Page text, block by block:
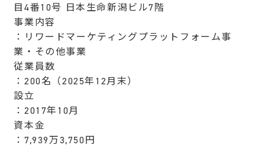
目4番10号 日本生命新潟ビル7階
事業内容
：リワードマーケティングプラットフォーム事
業・その他事業
従業員数
：200名（2025年12月末）
設立
：2017年10月
資本金
：7,939万3,750円